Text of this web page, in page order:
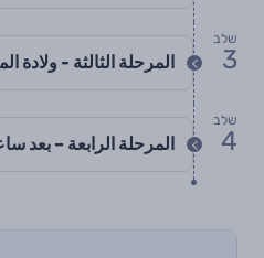
שלב
3 المرحلة الثالثة - ولادة
שלב
4 المرحلة الرابعة – بعد